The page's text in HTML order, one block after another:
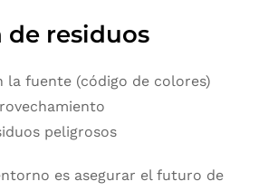
de residuos
la fuente (código de colores)
peligrosos
es asegurar el futuro de